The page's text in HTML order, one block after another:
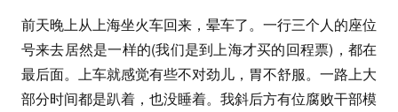
前天晚上从上海坐火车回来，晕车了。一行三个人的座位
号来去居然是一样的(我们是到上海才买的回程票)，都在
最后面。上车就感觉有些不对劲儿，胃不舒服。一路上大
部分时间都是趴着，也没睡着。我斜后方有位腐败干部模